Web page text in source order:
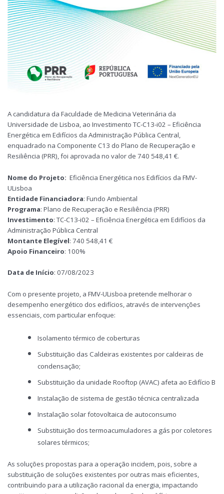
A candidatura da Faculdade de Medicina Veterinária da
Universidade de Lisboa, ao Investimento TC-C13-i02 – Eficiência
Energética em Edifícios da Administração Pública Central,
enquadrado na Componente C13 do Plano de Recuperação e
Resiliência (PRR), foi aprovada no valor de 740 548,41 €.
Nome do Projeto: Eficiência Energética nos Edifícios da FMV-
ULisboa
Entidade Financiadora: Fundo Ambiental
Programa: Plano de Recuperação e Resiliência (PRR)
Investimento: TC-C13-i02 – Eficiência Energética em Edifícios da
Administração Pública Central
Montante Elegível: 740 548,41 €
Apoio Financeiro: 100%
Data de Início: 07/08/2023
Com o presente projeto, a FMV-ULisboa pretende melhorar o
desempenho energético dos edifícios, através de intervenções
essenciais, com particular enfoque:
Isolamento térmico de coberturas
Substituição das Caldeiras existentes por caldeiras de
condensação;
Substituição da unidade Rooftop (AVAC) afeta ao Edifício B
Instalação de sistema de gestão técnica centralizada
Instalação solar fotovoltaica de autoconsumo
Substituição dos termoacumuladores a gás por coletores
solares térmicos;
As soluções propostas para a operação incidem, pois, sobre a
substituição de soluções existentes por outras mais eficientes,
contribuindo para a utilização racional da energia, impactando